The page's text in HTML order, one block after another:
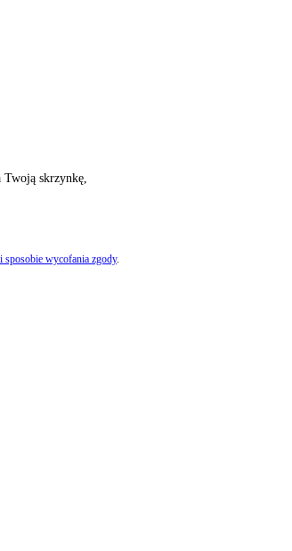
Twoją skrzynkę,
sposobie wycofania zgody.